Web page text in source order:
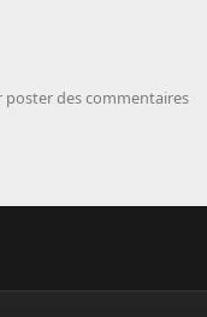
poster des commentaires